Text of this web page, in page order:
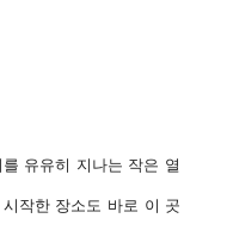
유유히 지나는 작은 열
작한 장소도 바로 이 곳